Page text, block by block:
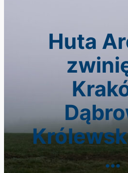
Huta
…